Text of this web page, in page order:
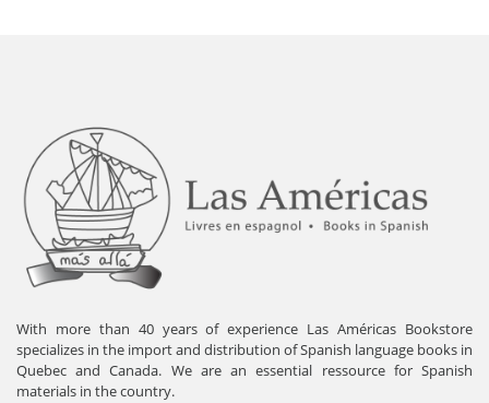
With more than 40 years of experience Las Américas Bookstore
specializes in the import and distribution of Spanish language books in
Quebec and Canada. We are an essential ressource for Spanish
materials in the country.